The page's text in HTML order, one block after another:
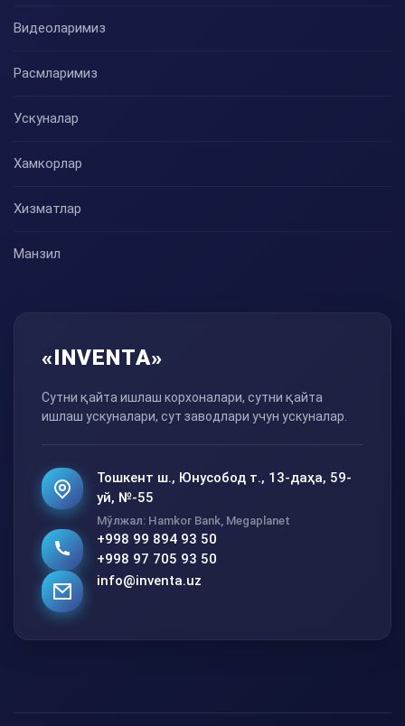
Видеоларимиз
Расмларимиз
Ускуналар
Хамкорлар
Хизматлар
Манзил
«INVENTA»
Сутни қайта ишлаш корхоналари, сутни қайта
ишлаш ускуналари, сут заводлари учун ускуналар.
Тошкент ш., Юнусобод т., 13-даҳа, 59-
уй, №-55
Мўлжал: Hamkor Bank, Megaplanet
+998 99 894 93 50
+998 97 705 93 50
info@inventa.uz